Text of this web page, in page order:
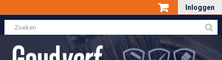
Inloggen